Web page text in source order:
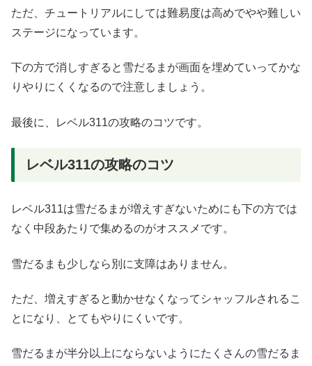
ただ、チュートリアルにしては難易度は高めでやや難しい
ステージになっています。
下の方で消しすぎると雪だるまが画面を埋めていってかな
りやりにくくなるので注意しましょう。
最後に、レベル311の攻略のコツです。
レベル311の攻略のコツ
レベル311は雪だるまが増えすぎないためにも下の方では
なく中段あたりで集めるのがオススメです。
雪だるまも少しなら別に支障はありません。
ただ、増えすぎると動かせなくなってシャッフルされるこ
とになり、とてもやりにくいです。
雪だるまが半分以上にならないようにたくさんの雪だるま